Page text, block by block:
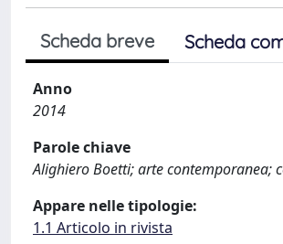
Scheda breve Scheda
Anno
2014
Parole chiave
Alighiero Boetti; arte contemporanea;
Appare nelle tipologie:
1.1 Articolo in rivista